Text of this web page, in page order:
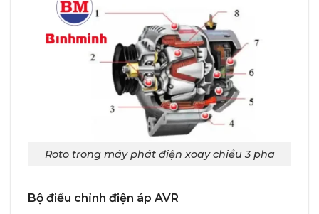
Roto trong máy phát điện xoay chiều 3 pha
Bộ điều chỉnh điện áp AVR